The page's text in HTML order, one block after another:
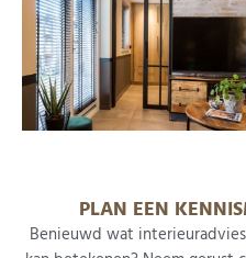
PLAN EEN
Benieuwd wat